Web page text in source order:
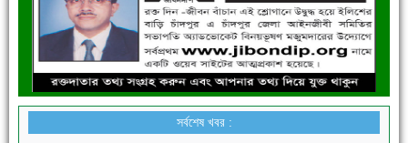
সর্বশেষ খবর :